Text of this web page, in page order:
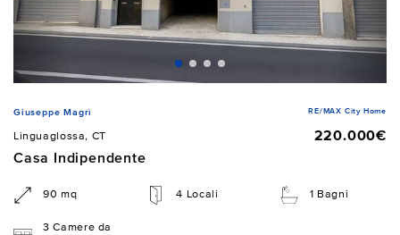
Giuseppe Magrì RE/MAX City Home
Linguaglossa, CT
220.000€
Casa Indipendente
90 mq 4 Locali 1 Bagni
3 Camere da